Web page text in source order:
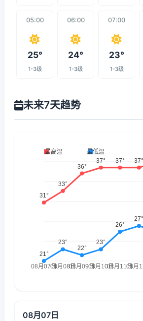
05:00
25°
1-3级
06:00
24°
1-3级
07:00
23°
1-3级
未来7天趋势
08月07日